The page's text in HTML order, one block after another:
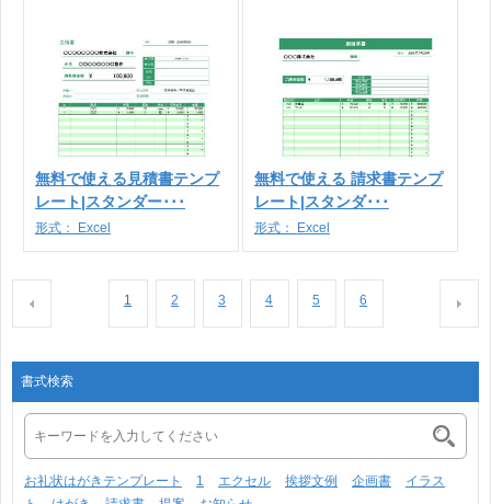
無料で使える見積書テンプ
レート|スタンダー･･･
形式： Excel
無料で使える 請求書テンプ
レート|スタンダ･･･
形式： Excel
1 2 3 4 5 6
書式検索
お礼状はがきテンプレート 1 エクセル 挨拶文例 企画書
イラス